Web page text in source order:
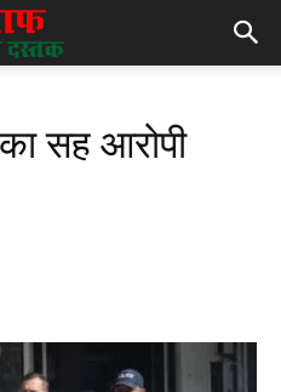
सह आरोपी